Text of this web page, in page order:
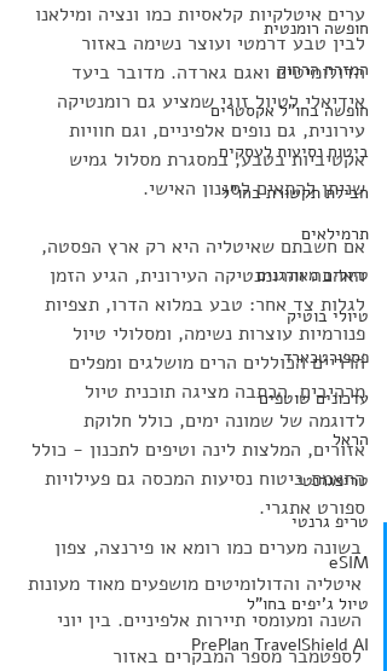
חופשה רומנטית
המזרח הרחוק
חופשה בחו"ל אקסטרים
ביטוח נסיעות לעסקים
חבילת תקשורת בחו"ל
תרמילאים
טיולים מאורגנים
טיולי בוטיק
פספורטכארד
עדכונים שוטפים
הראל
טריפגרנטי
טריפ גרנטי
eSIM
טיול ג'יפים בחו"ל
PrePlan TravelShield AI
ערים איטלקיות קלאסיות כמו ונציה ומילאנו
לבין טבע דרמטי ועוצר נשימה באזור
הדולומיטים ואגם גארדה. מדובר ביעד
אידיאלי לטיול זוגי שמציע גם רומנטיקה
עירונית, גם נופים אלפיניים, וגם חוויות
אקטיביות בטבע, במסגרת מסלול גמיש
שניתן להתאים לסגנון האישי.
אם חשבתם שאיטליה היא רק ארץ הפסטה,
האהבה והרומנטיקה העירונית, הגיע הזמן
לגלות צד אחר: טבע במלוא הדרו, תצפיות
פנורמיות עוצרות נשימה, ומסלולי טיול
הרריים הכוללים הרים מושלגים ומפלים
מרהיבים. הכתבה מציגה תוכנית טיול
לדוגמה של שמונה ימים, כולל חלוקת
אזורים, המלצות לינה וטיפים לתכנון - כולל
התאמת ביטוח נסיעות המכסה גם פעילויות
ספורט אתגרי.
בשונה מערים כמו רומא או פירנצה, צפון
איטליה והדולומיטים מושפעים מאוד מעונות
השנה ומעומסי תיירות אלפיניים. בין יוני
לספטמבר מספר המבקרים באזור